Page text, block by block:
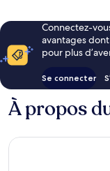
Connectez-
avantages
pour plus
Se connecter
À propos